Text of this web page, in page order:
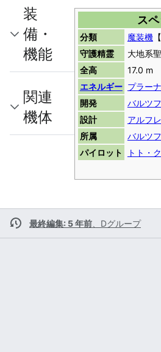
ス
分類 魔装機【
守護精霊
大地系
全高
17.0 m
エネルギー プラーナ
開発
バルツ
設計
アルフ
所属
バルツ
パイロット
トト・
装
備・
機能
関連
機体
最終編集: 5 年前 Dグループ